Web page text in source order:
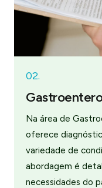
02.
Na área de
oferece
variedade de
abordagem é
necessidades do